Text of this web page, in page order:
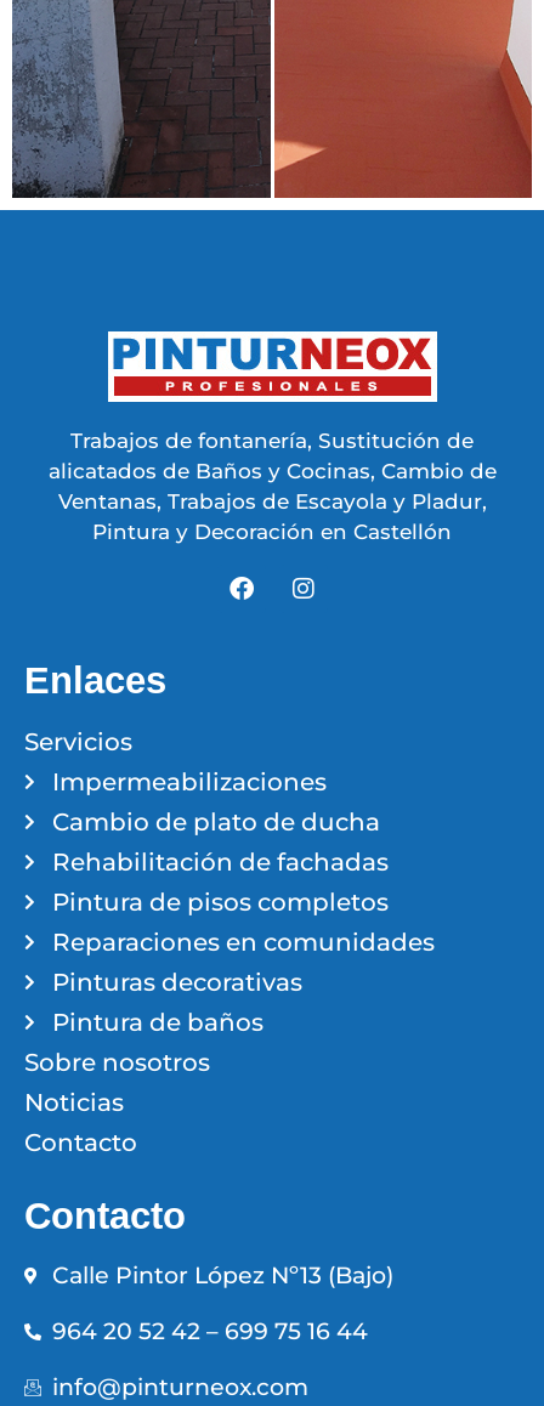
Trabajos de fontanería, Sustitución de
alicatados de Baños y Cocinas, Cambio de
Ventanas, Trabajos de Escayola y Pladur,
Pintura y Decoración en Castellón
Enlaces
Servicios
Impermeabilizaciones
Cambio de plato de ducha
Rehabilitación de fachadas
Pintura de pisos completos
Reparaciones en comunidades
Pinturas decorativas
Pintura de baños
Sobre nosotros
Noticias
Contacto
Contacto
Calle Pintor López Nº13 (Bajo)
964 20 52 42 – 699 75 16 44
info@pinturneox.com